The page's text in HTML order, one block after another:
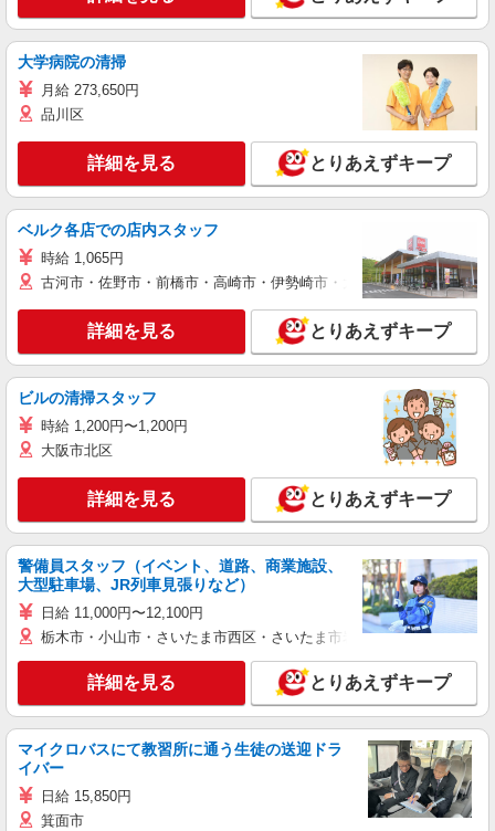
大学病院の清掃
月給 273,650円
品川区
詳細を見る とりあえずキープ
ベルク各店での店内スタッフ
時給 1,065円
古河市・佐野市・前橋市・高崎市・伊勢崎市・太田市・館林市・藤
詳細を見る とりあえずキープ
ビルの清掃スタッフ
時給 1,200円〜1,200円
大阪市北区
詳細を見る とりあえずキープ
警備員スタッフ（イベント、道路、商業施設、
大型駐車場、JR列車見張りなど）
日給 11,000円〜12,100円
栃木市・小山市・さいたま市西区・さいたま市岩槻区・久喜市・蓮田
詳細を見る とりあえずキープ
マイクロバスにて教習所に通う生徒の送迎ドラ
イバー
日給 15,850円
箕面市